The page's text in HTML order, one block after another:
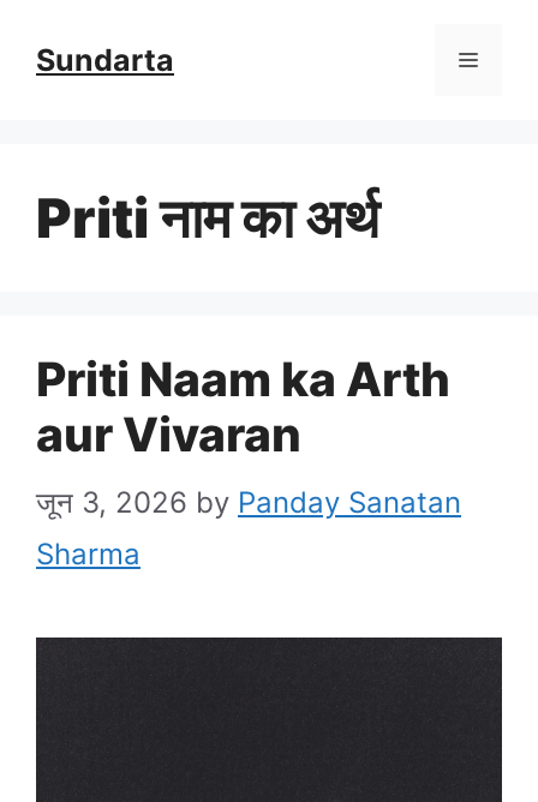
Sundarta Menu
Priti नाम का अर्थ
Priti Naam ka Arth
aur Vivaran
जून 3, 2026 by Panday Sanatan
Sharma